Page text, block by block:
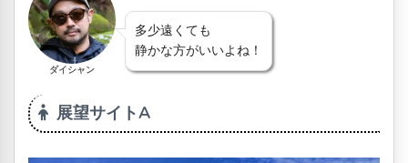
ダイシャン
多少遠くても
静かな方がいいよね！
展望サイトA